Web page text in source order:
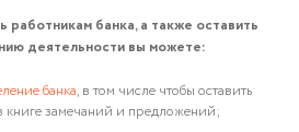
работникам банка, а также оставить
деятельности вы можете:
банка, в том числе чтобы оставить
книге замечаний и предложений;